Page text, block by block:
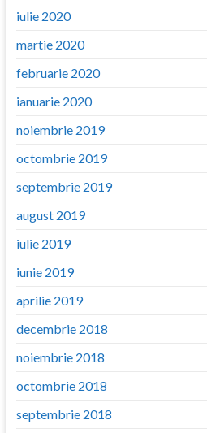
iulie 2020
martie 2020
februarie 2020
ianuarie 2020
noiembrie 2019
octombrie 2019
septembrie 2019
august 2019
iulie 2019
iunie 2019
aprilie 2019
decembrie 2018
noiembrie 2018
octombrie 2018
septembrie 2018